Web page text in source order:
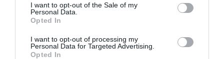
I want to opt-out of the Sale of my
Personal Data.
Opted In
I want to opt-out of processing my
Personal Data for Targeted Advertising.
Opted In